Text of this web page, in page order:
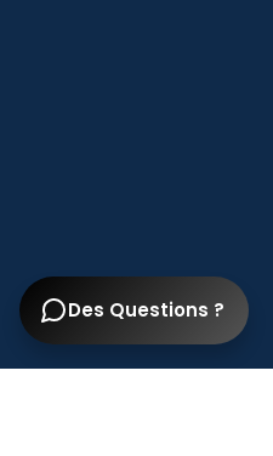
Des Questions ?